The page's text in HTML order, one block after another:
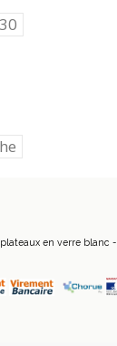
en verre blanc -